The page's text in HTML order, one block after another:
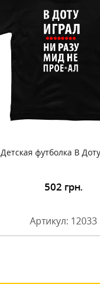
Детская футболка В
502 грн.
Артикул: 12033
Подробнее